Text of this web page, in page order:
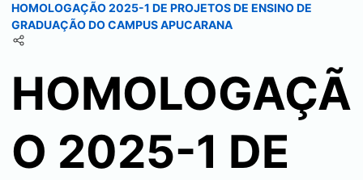
HOMOLOGAÇÃO 2025-1 DE PROJETOS DE ENSINO DE
GRADUAÇÃO DO CAMPUSAPUCARANA
HOMOLOGAÇÃ
O 2025-1 DE